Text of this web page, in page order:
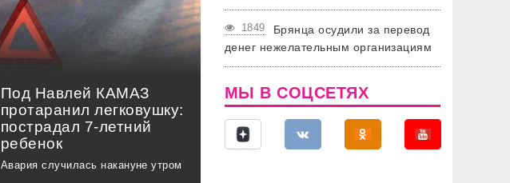
Под Навлей КАМАЗ
протаранил легковушку:
пострадал 7-летний
ребенок
Авария случилась накануне утром
1849
Брянца осудили за перевод
денег нежелательным организациям
МЫ В СОЦСЕТЯХ